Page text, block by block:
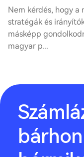
Nem kérdés, hogy a
stratégák és
másképp
magyar p...